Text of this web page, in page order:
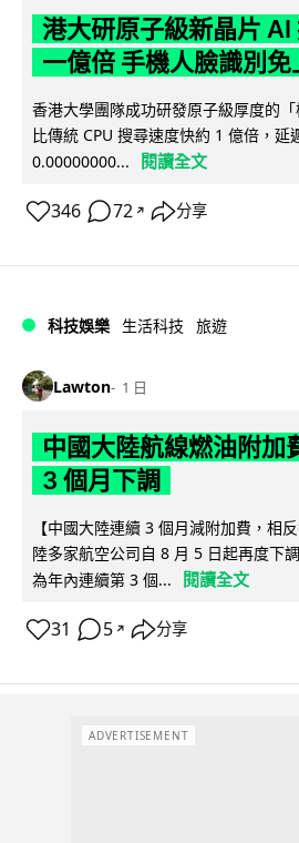
港大研原子級新晶片 AI
一億倍 手機人臉識別免
香港大學團隊成功研發原子級厚度的
比傳統 CPU 搜尋速度快約 1 億倍，延
0.00000000...
閱讀全文
346 72 ↗ 分享
科技娛樂 生活科技 旅遊
Lawton 1 日
中國大陸航線燃油附加
3 個月下調
【中國大陸連續 3 個月減附加費，相
陸多家航空公司自 8 月 5 日起再度下
為年內連續第 3 個...
閱讀全文
31 5 ↗ 分享
ADVERTISEMENT